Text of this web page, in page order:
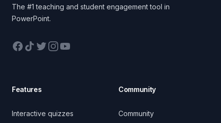
The #1 teaching and student engagement tool in
PowerPoint.
Facebook
TikTokTwitterInstagram
YouTube
Features
Interactive quizzes
Community
Community